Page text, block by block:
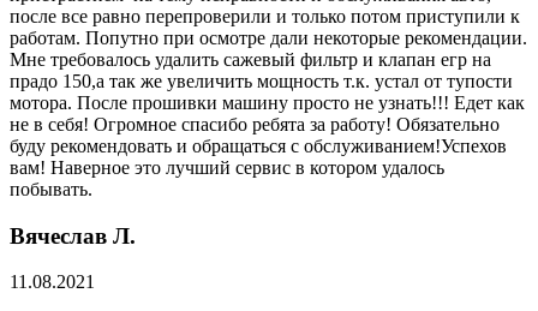
после все равно перепроверили и только потом приступили к
работам. Попутно при осмотре дали некоторые рекомендации.
Мне требовалось удалить сажевый фильтр и клапан егр на
прадо 150,а так же увеличить мощность т.к. устал от тупости
мотора. После прошивки машину просто не узнать!!! Едет как
не в себя! Огромное спасибо ребята за работу! Обязательно
буду рекомендовать и обращаться с обслуживанием!Успехов
вам! Наверное это лучший сервис в котором удалось
побывать.
Вячеслав Л.
11.08.2021